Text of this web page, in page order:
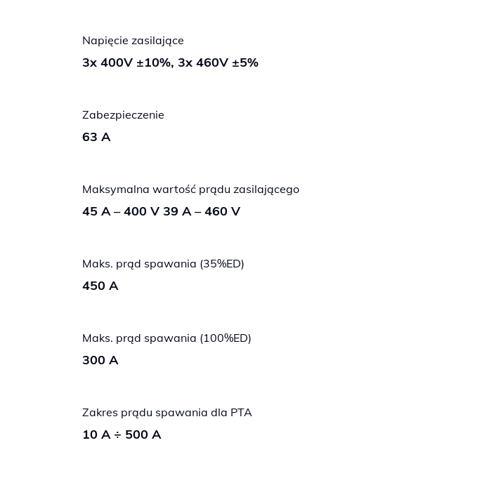
Napięcie zasilające
3x 400V ±10%, 3x 460V ±5%
Zabezpieczenie
63 A
Maksymalna wartość prądu zasilającego
45 A – 400 V 39 A – 460 V
Maks. prąd spawania (35%ED)
450 A
Maks. prąd spawania (100%ED)
300 A
Zakres prądu spawania dla PTA
10 A ÷ 500 A